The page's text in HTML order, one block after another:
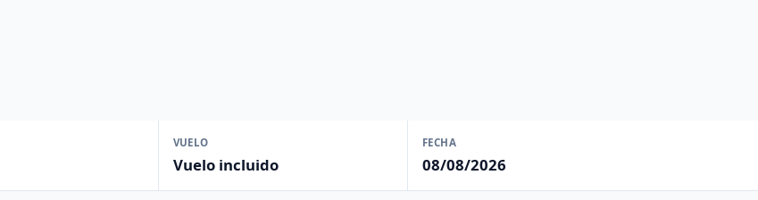
VUELO
Vuelo incluido
FECHA
08/08/2026